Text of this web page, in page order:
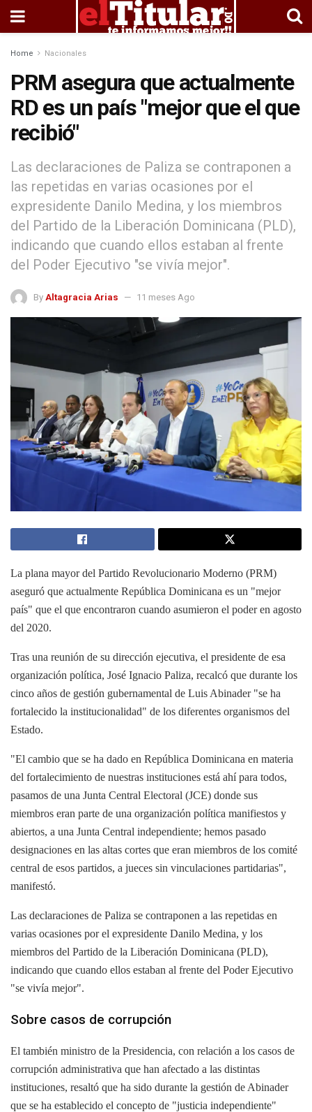
Home Nacionales
PRM asegura que actualmente
RD es un país "mejor que el que
recibió"
Las declaraciones de Paliza se contraponen a
las repetidas en varias ocasiones por el
expresidente Danilo Medina, y los miembros
del Partido de la Liberación Dominicana (PLD),
indicando que cuando ellos estaban al frente
del Poder Ejecutivo "se vivía mejor".
By Altagracia Arias 11 meses Ago
La plana mayor del Partido Revolucionario Moderno (PRM)
aseguró que actualmente República Dominicana es un "mejor
país" que el que encontraron cuando asumieron el poder en agosto
del 2020.
Tras una reunión de su dirección ejecutiva, el presidente de esa
organización política, José Ignacio Paliza, recalcó que durante los
cinco años de gestión gubernamental de Luis Abinader "se ha
fortalecido la institucionalidad" de los diferentes organismos del
Estado.
"El cambio que se ha dado en República Dominicana en materia
del fortalecimiento de nuestras instituciones está ahí para todos,
pasamos de una Junta Central Electoral (JCE) donde sus
miembros eran parte de una organización política manifiestos y
abiertos, a una Junta Central independiente; hemos pasado
designaciones en las altas cortes que eran miembros de los comité
central de esos partidos, a jueces sin vinculaciones partidarias",
manifestó.
Las declaraciones de Paliza se contraponen a las repetidas en
varias ocasiones por el expresidente Danilo Medina, y los
miembros del Partido de la Liberación Dominicana (PLD),
indicando que cuando ellos estaban al frente del Poder Ejecutivo
"se vivía mejor".
Sobre casos de corrupción
El también ministro de la Presidencia, con relación a los casos de
corrupción administrativa que han afectado a las distintas
instituciones, resaltó que ha sido durante la gestión de Abinader
que se ha establecido el concepto de "justicia independiente"